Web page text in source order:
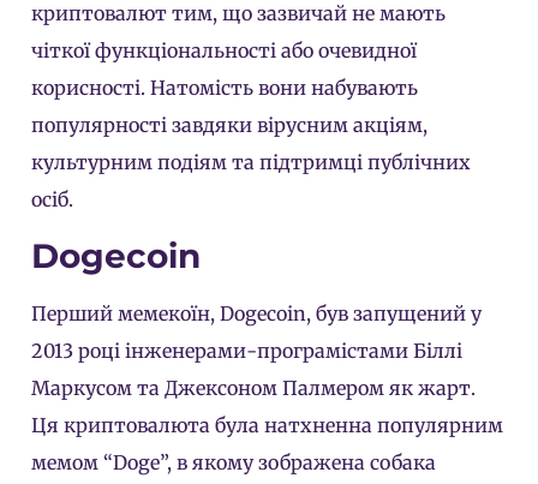
криптовалют тим, що зазвичай не мають
чіткої функціональності або очевидної
корисності. Натомість вони набувають
популярності завдяки вірусним акціям,
культурним подіям та підтримці публічних
осіб.
Dogecoin
Перший мемекоїн, Dogecoin, був запущений у
2013 році інженерами-програмістами Біллі
Маркусом та Джексоном Палмером як жарт.
Ця криптовалюта була натхненна популярним
мемом “Doge”, в якому зображена собака